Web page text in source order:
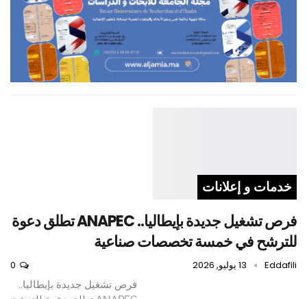
خدمات و إعلانات
فرص تشغيل جديدة بإيطاليا.. ANAPEC تطلق دعوة
للترشح في خمسة تخصصات صناعية
Eddafili 13 يوليو, 2026
فرص تشغيل جديدة بإيطاليا..